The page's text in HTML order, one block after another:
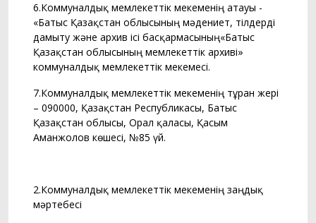
6.Коммуналдық мемлекеттік мекеменің атауы -
«Батыс Қазақстан облысының мәдениет, тілдерді
дамыту және архив ісі басқармасының«Батыс
Қазақстан облысының мемлекеттік архиві»
коммуналдық мемлекеттік мекемесі.
7.Коммуналдық мемлекеттік мекеменің тұрған жері
– 090000, Қазақстан Республикасы, Батыс
Қазақстан облысы, Орал қаласы, Қасым
Аманжолов көшесі, №85 үй.
2.Коммуналдық мемлекеттік мекеменің заңдық
мәртебесі